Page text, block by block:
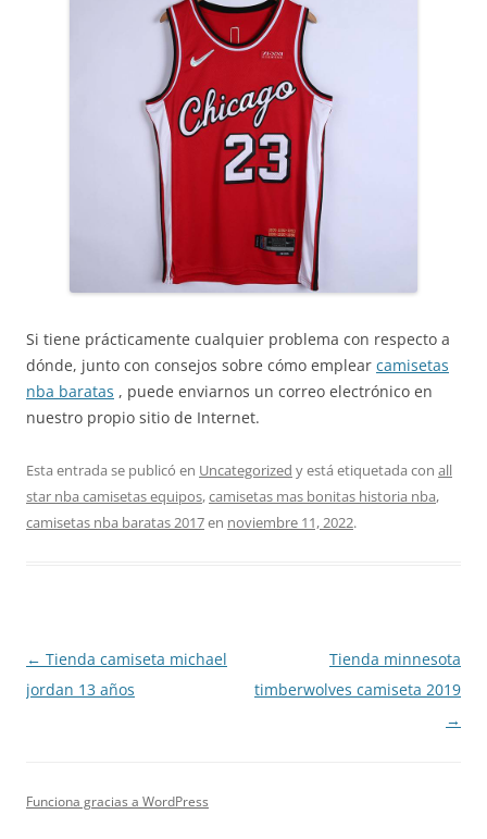
Si tiene prácticamente cualquier problema con respecto a
dónde, junto con consejos sobre cómo emplear camisetas
nba baratas , puede enviarnos un correo electrónico en
nuestro propio sitio de Internet.
Esta entrada se publicó en Uncategorized y está etiquetada con all
star nba camisetas equipos,camisetas mas bonitas historia nba,
camisetas nba baratas 2017en noviembre 11, 2022.
Navegación
de
← Tienda camiseta michael
jordan 13 años
Tienda minnesota
timberwolves camiseta 2019
→
Funciona gracias a WordPress